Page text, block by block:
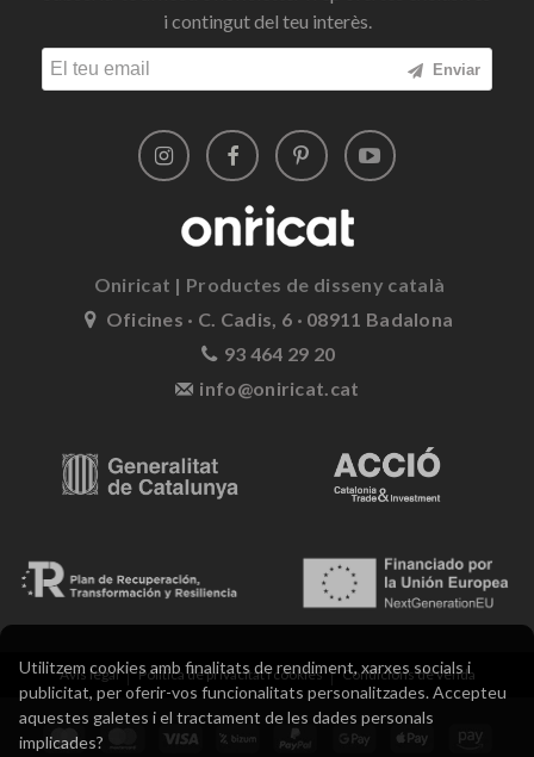
i contingut del teu interès.
Enviar
Oniricat | Productes de disseny català
Oficines · C. Cadis, 6 · 08911 Badalona
93 464 29 20
info@oniricat.cat
Avís legal Política de privacitat i cookies Condicions de venda
Utilitzem cookies amb finalitats de rendiment, xarxes socials i
publicitat, per oferir-vos funcionalitats personalitzades. Accepteu
aquestes galetes i el tractament de les dades personals
implicades?